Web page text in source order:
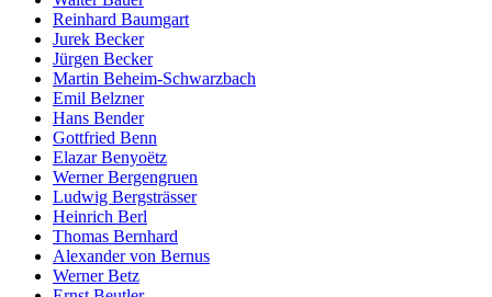
Reinhard Baumgart
Jurek Becker
Jürgen Becker
Martin Beheim-Schwarzbach
Emil Belzner
Hans Bender
Gottfried Benn
Elazar Benyoëtz
Werner Bergengruen
Ludwig Bergsträsser
Heinrich Berl
Thomas Bernhard
Alexander von Bernus
Werner Betz